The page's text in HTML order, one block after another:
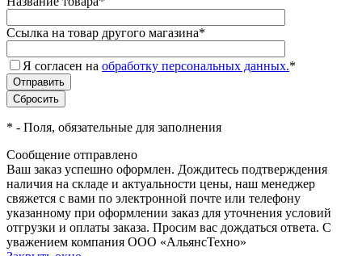
Ссылка на товар другого магазина*
Я согласен на обработку персональных данных.*
* - Поля, обязательные для заполнения
Сообщение отправлено
Ваш заказ успешно оформлен. Дождитесь подтверждения
наличия на складе и актуальности цены, наш менеджер
свяжется с вами по электронной почте или телефону
указанному при оформлении заказ для уточнения условий
отгрузки и оплаты заказа. Просим вас дождаться ответа. С
уважением компания ООО «АльянсТехно»